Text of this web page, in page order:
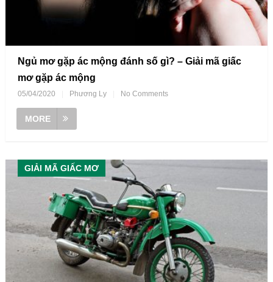
Ngủ mơ gặp ác mộng đánh số gì? – Giải mã giấc
mơ gặp ác mộng
05/04/2020 Phương Ly No Comments
MORE
GIẢI MÃ GIẤC MƠ